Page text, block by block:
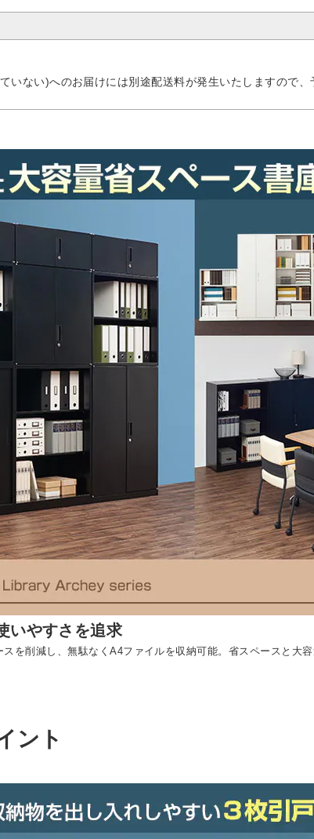
いない)へのお届けには別途配送料が発生いたしますので、
いやすさを追求
を削減し、無駄なくA4ファイルを収納可能。省スペースと大
ント